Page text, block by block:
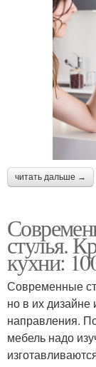
читать дальше →
стулья.
кухни:
Современные
но в их дизайне
направления.
мебель надо